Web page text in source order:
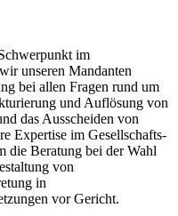
im
unseren Mandanten
bei allen Fragen rund um
und Auflösung von
das Ausscheiden von
Expertise im Gesellschafts-
die Beratung bei der Wahl
von
in
vor Gericht.